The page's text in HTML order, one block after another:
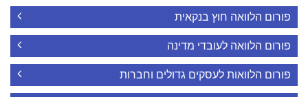
פורום הלוואה חוץ בנקאית
פורום הלוואה לעובדי מדינה
פורום הלוואות לעסקים גדולים וחברות